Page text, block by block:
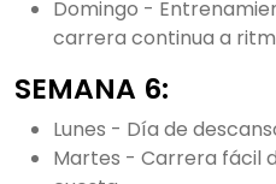
Domingo -
carrera continua a
SEMANA 6:
Lunes - Día de
Martes - Carrera fácil